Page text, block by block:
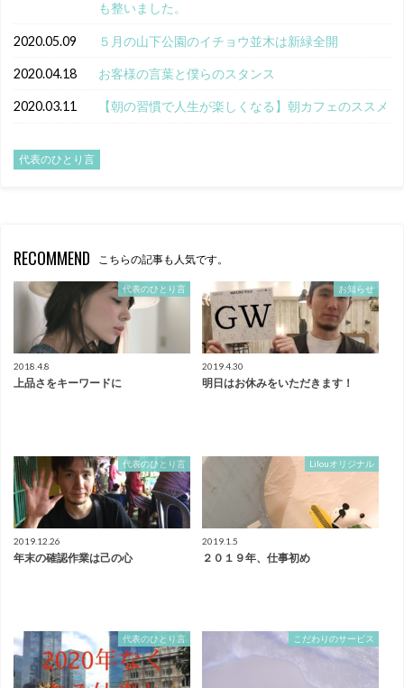
も整いました。
2020.05.09 ５月の山下公園のイチョウ並木は新緑全開
2020.04.18 お客様の言葉と僕らのスタンス
2020.03.11 【朝の習慣で人生が楽しくなる】朝カフェのススメ
代表のひとり言
RECOMMEND こちらの記事も人気です。
代表のひとり言
2018.4.8
上品さをキーワードに
お知らせ
2019.4.30
明日はお休みをいただきます！
代表のひとり言
2019.12.26
年末の確認作業は己の心
Lilouオリジナル
2019.1.5
２０１９年、仕事初め
代表のひとり言 こだわりのサービス